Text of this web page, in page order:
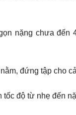
nặng chưa đến
đứng tập cho
tốc độ từ nhẹ đến